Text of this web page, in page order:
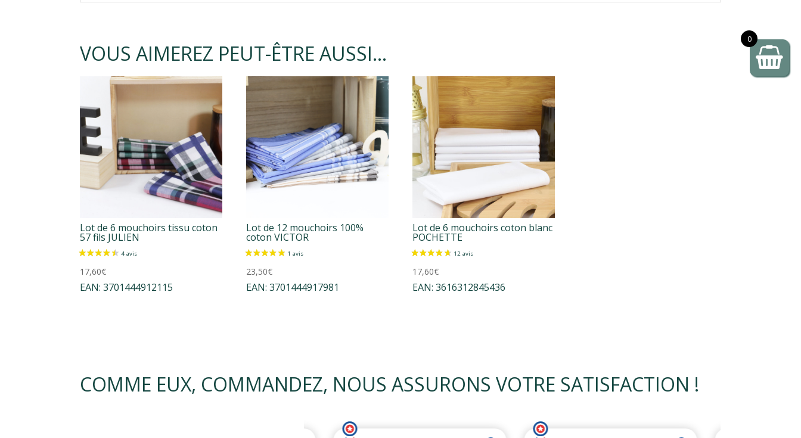
VOUS AIMEREZ PEUT-ÊTRE AUSSI…
Lot de 6 mouchoirs tissu coton
57 fils JULIEN
17,60€
EAN:3701444912115
Lot de 12 mouchoirs 100%
coton VICTOR
23,50€
EAN:3701444917981
Lot de 6 mouchoirs coton blanc
POCHETTE
17,60€
EAN:3616312845436
COMME EUX, COMMANDEZ, NOUS ASSURONS VOTRE SATISFACTION !
0